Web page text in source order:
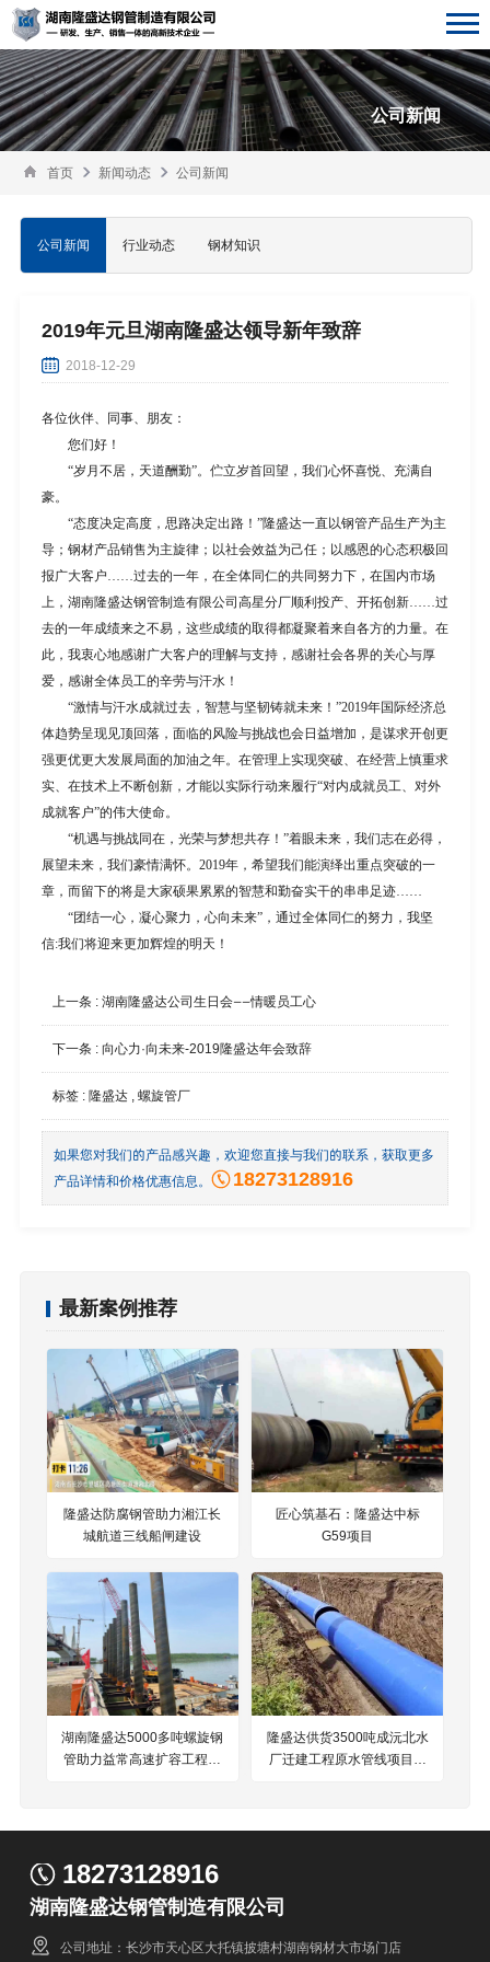
公司新闻
首页 新闻动态 公司新闻
公司新闻 行业动态 钢材知识
2019年元旦湖南隆盛达领导新年致辞
2018-12-29
各位伙伴、同事、朋友：
您们好！
“岁月不居，天道酬勤”。伫立岁首回望，我们心怀喜悦、充满自
豪。
“态度决定高度，思路决定出路！”隆盛达一直以钢管产品生产为主
导；钢材产品销售为主旋律；以社会效益为己任；以感恩的心态积极回
报广大客户……过去的一年，在全体同仁的共同努力下，在国内市场
上，湖南隆盛达钢管制造有限公司高星分厂顺利投产、开拓创新……过
去的一年成绩来之不易，这些成绩的取得都凝聚着来自各方的力量。在
此，我衷心地感谢广大客户的理解与支持，感谢社会各界的关心与厚
爱，感谢全体员工的辛劳与汗水！
“激情与汗水成就过去，智慧与坚韧铸就未来！”2019年国际经济总
体趋势呈现见顶回落，面临的风险与挑战也会日益增加，是谋求开创更
强更优更大发展局面的加油之年。在管理上实现突破、在经营上慎重求
实、在技术上不断创新，才能以实际行动来履行“对内成就员工、对外
成就客户”的伟大使命。
“机遇与挑战同在，光荣与梦想共存！”着眼未来，我们志在必得，
展望未来，我们豪情满怀。2019年，希望我们能演绎出重点突破的一
章，而留下的将是大家硕果累累的智慧和勤奋实干的串串足迹……
“团结一心，凝心聚力，心向未来”，通过全体同仁的努力，我坚
信:我们将迎来更加辉煌的明天！
上一条 :湖南隆盛达公司生日会——情暖员工心
下一条 :向心力·向未来-2019隆盛达年会致辞
标签 :隆盛达,螺旋管厂
如果您对我们的产品感兴趣，欢迎您直接与我们的联系，获取更多
产品详情和价格优惠信息。
18273128916
最新案例推荐
隆盛达防腐钢管助力湘江长
城航道三线船闸建设
匠心筑基石：隆盛达中标
G59项目
湖南隆盛达5000多吨螺旋钢
管助力益常高速扩容工程项
隆盛达供货3500吨成沅北水
厂迁建工程原水管线项目钢
18273128916
湖南隆盛达钢管制造有限公司
公司地址：长沙市天心区大托镇披塘村湖南钢材大市场门店